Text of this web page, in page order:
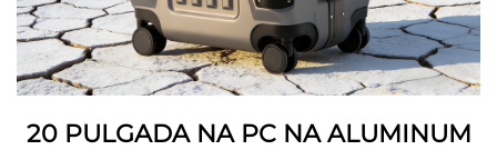
20 PULGADA NA PC NA ALUMINUM